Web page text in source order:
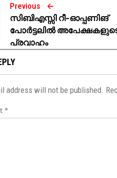
Previous
സിബിഎസ്സി റീ-ഓപ്പണിങ്
പോർട്ടലിൽ
പ്രവാഹം
address will not be published.
*